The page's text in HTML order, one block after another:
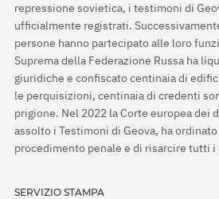
repressione sovietica, i testimoni di
ufficialmente registrati.
persone hanno partecipato alle loro
Suprema della Federazione Russa ha
giuridiche e confiscato centinaia di
le perquisizioni, centinaia di credenti
prigione. Nel 2022 la Corte europea dei
assolto i Testimoni di Geova, ha
procedimento penale e di risarcire tutti i
SERVIZIO STAMPA